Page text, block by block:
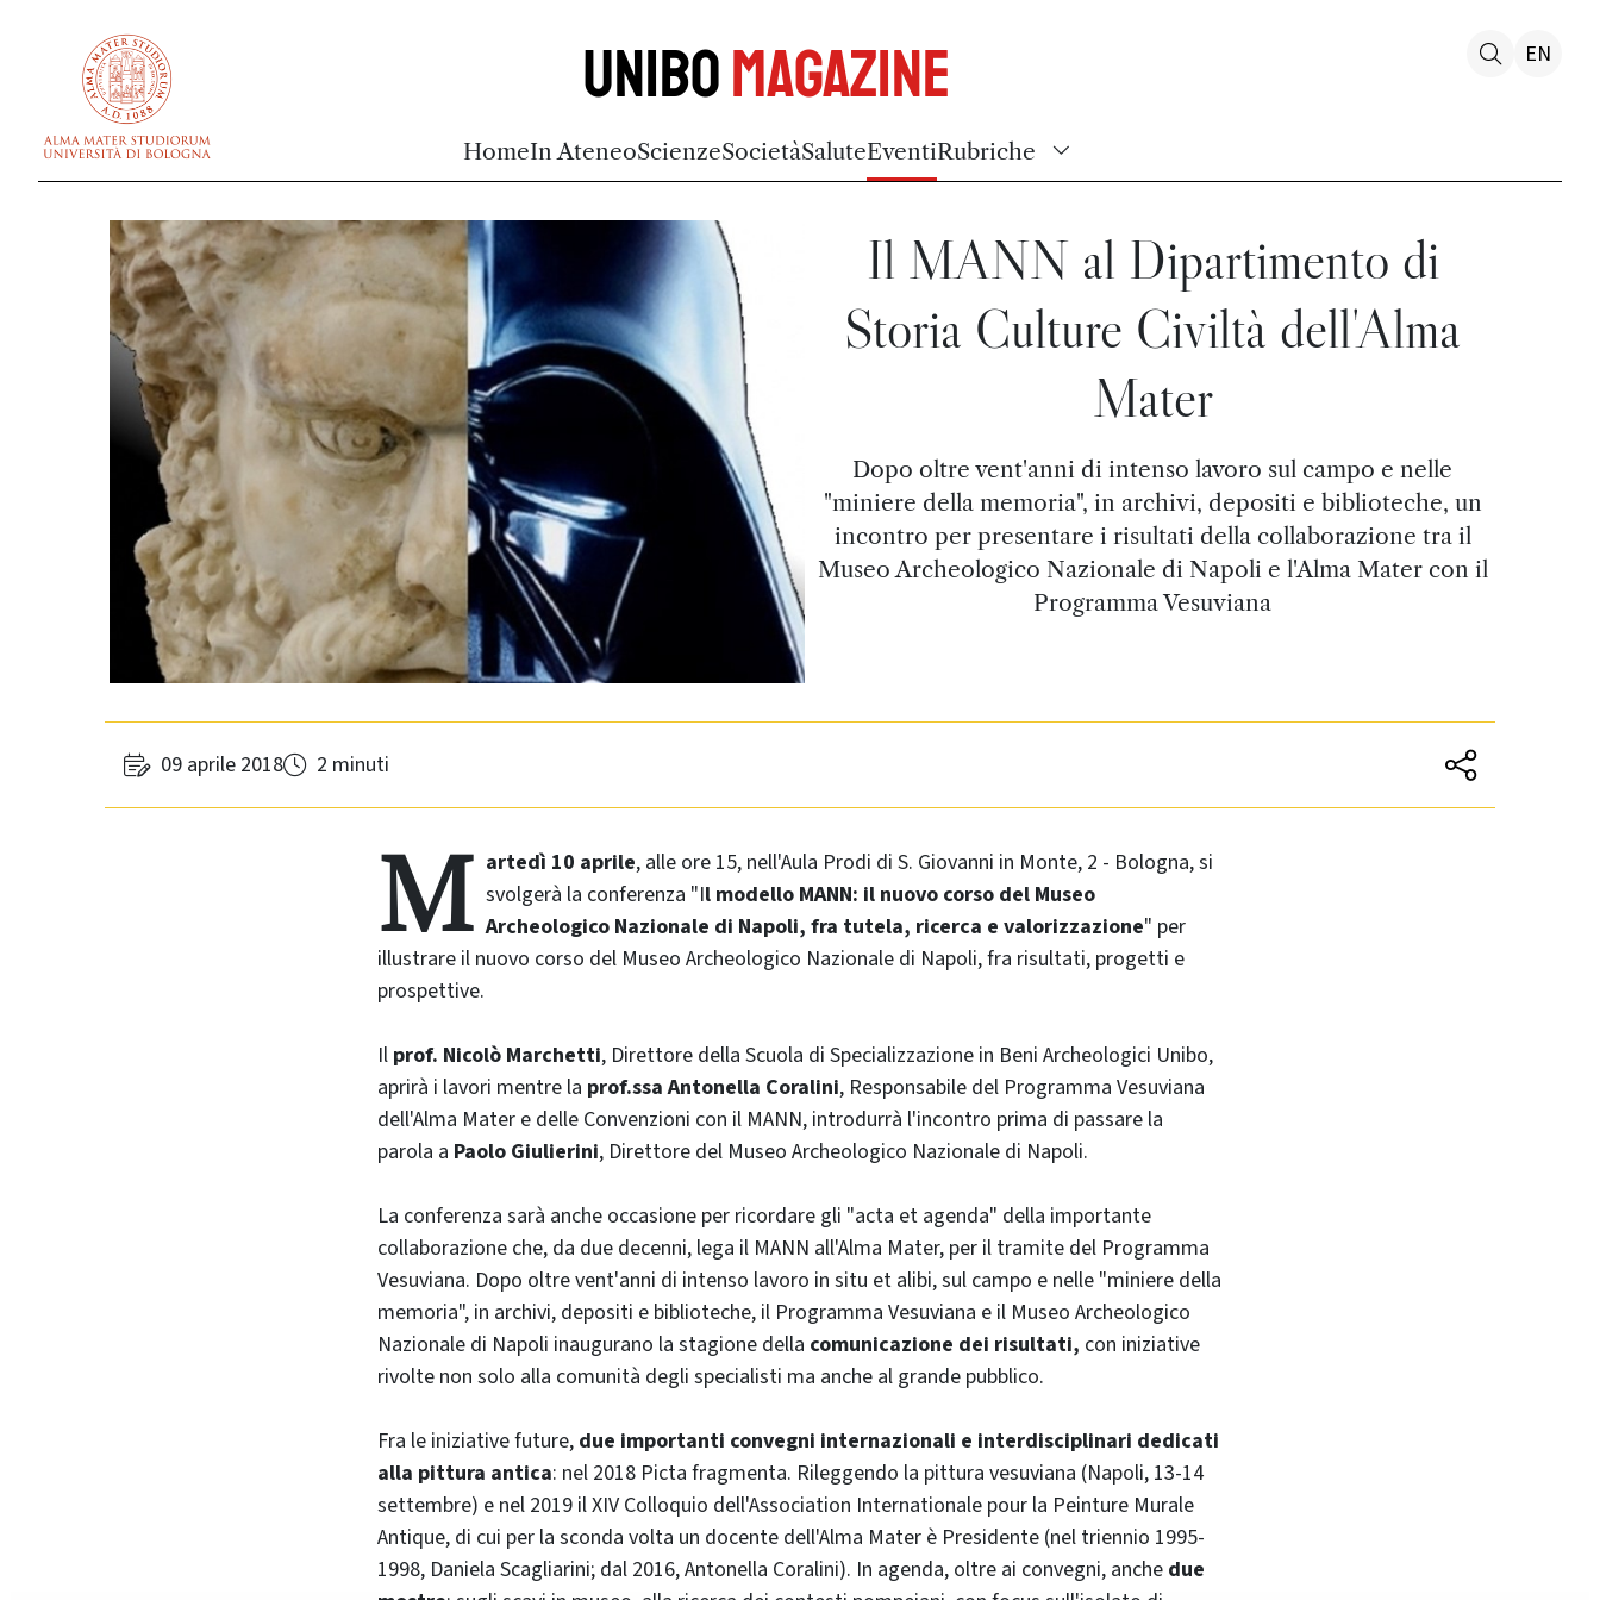
UniboMagazine
HomeIn AteneoScienzeSocietàSaluteEventiRubriche
EN
Il MANN al Dipartimento di
Storia Culture Civiltà dell'Alma
Mater
Dopo oltre vent'anni di intenso lavoro sul campo e nelle
"miniere della memoria", in archivi, depositi e biblioteche, un
incontro per presentare i risultati della collaborazione tra il
Museo Archeologico Nazionale di Napoli e l'Alma Mater con il
Programma Vesuviana
09 aprile 2018 2 minuti
M artedì 10 aprile, alle ore 15, nell'Aula Prodi di S. Giovanni in Monte, 2 - Bologna, si
svolgerà la conferenza "Il modello MANN: il nuovo corso del Museo
Archeologico Nazionale di Napoli, fra tutela, ricerca e valorizzazione" per
illustrare il nuovo corso del Museo Archeologico Nazionale di Napoli, fra risultati, progetti e
prospettive.
Il prof. Nicolò Marchetti, Direttore della Scuola di Specializzazione in Beni Archeologici Unibo,
aprirà i lavori mentre la prof.ssa Antonella Coralini, Responsabile del Programma Vesuviana
dell'Alma Mater e delle Convenzioni con il MANN, introdurrà l'incontro prima di passare la
parola a Paolo Giulierini, Direttore del Museo Archeologico Nazionale di Napoli.
La conferenza sarà anche occasione per ricordare gli "acta et agenda" della importante
collaborazione che, da due decenni, lega il MANN all'Alma Mater, per il tramite del Programma
Vesuviana. Dopo oltre vent'anni di intenso lavoro in situ et alibi, sul campo e nelle "miniere della
memoria", in archivi, depositi e biblioteche, il Programma Vesuviana e il Museo Archeologico
Nazionale di Napoli inaugurano la stagione della comunicazione dei risultati, con iniziative
rivolte non solo alla comunità degli specialisti ma anche al grande pubblico.
Fra le iniziative future, due importanti convegni internazionali e interdisciplinari dedicati
alla pittura antica: nel 2018 Picta fragmenta. Rileggendo la pittura vesuviana (Napoli, 13-14
settembre) e nel 2019 il XIV Colloquio dell'Association Internationale pour la Peinture Murale
Antique, di cui per la sconda volta un docente dell'Alma Mater è Presidente (nel triennio 1995-
1998, Daniela Scagliarini; dal 2016, Antonella Coralini). In agenda, oltre ai convegni, anche due